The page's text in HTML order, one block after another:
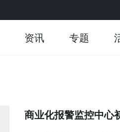
资讯 专题
商业化报警监控中心